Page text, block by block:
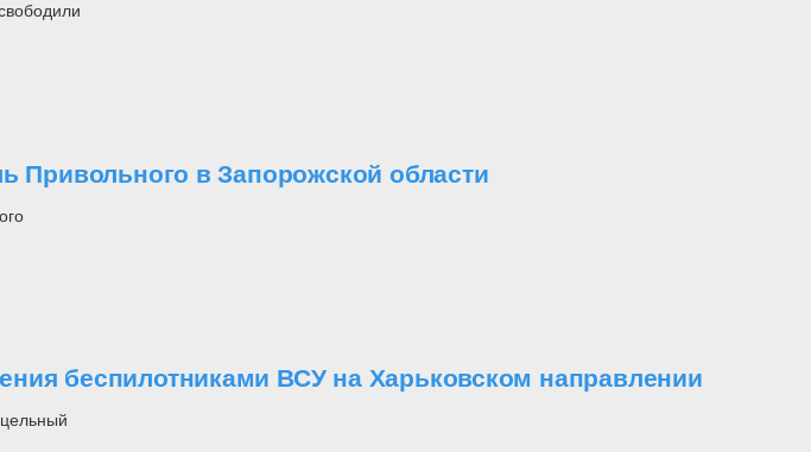
Привольного в Запорожской области
беспилотниками ВСУ на Харьковском направлении